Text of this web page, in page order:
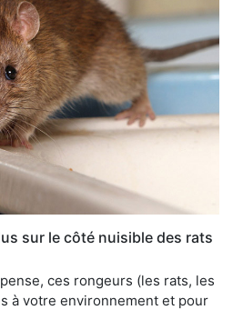
sur le côté nuisible des rats
pense, ces rongeurs (les rats, les
à votre environnement et pour